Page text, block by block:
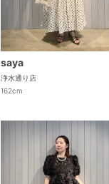
saya
浄水通り店
162cm